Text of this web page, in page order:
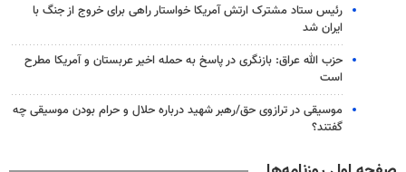
رئیس ستاد مشترک ارتش آمریکا خواستار راهی برای خروج از جنگ با
ایران شد
حزب الله عراق: بازنگری در پاسخ به حمله اخیر عربستان و آمریکا مطرح
است
موسیقی در ترازوی حق/رهبر شهید درباره حلال و حرام بودن موسیقی چه
گفتند؟